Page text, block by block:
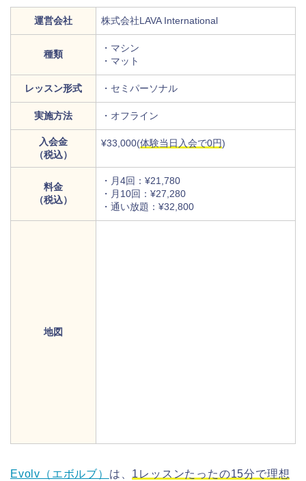
運営会社 株式会社LAVA International
種類
・マシン
・マット
レッスン形式 ・セミパーソナル
実施方法 ・オフライン
入会金
（税込）
¥33,000(体験当日入会で0円)
料金
（税込）
・月4回：¥21,780
・月10回：¥27,280
・通い放題：¥32,800
地図
Evolv（エボルブ） は、 1レッスンたったの15分で理想